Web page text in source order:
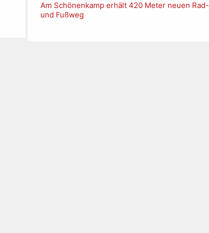
Am Schönenkamp erhält 420 Meter neuen Rad-
und Fußweg